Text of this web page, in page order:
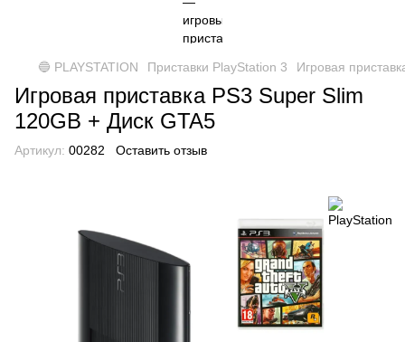
🔵 PLAYSTATION Приставки PlayStation 3 Игровая
Игровая приставка PS3 Super Slim
120GB + Диск GTA5
Артикул: 00282 Оставить отзыв